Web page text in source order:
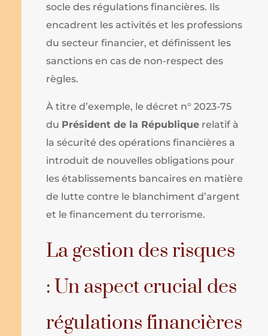
socle des régulations financières. Ils
encadrent les activités et les professions
du secteur financier, et définissent les
sanctions en cas de non-respect des
règles.
À titre d’exemple, le décret n° 2023-75
du Président de la République relatif à
la sécurité des opérations financières a
introduit de nouvelles obligations pour
les établissements bancaires en matière
de lutte contre le blanchiment d’argent
et le financement du terrorisme.
La gestion des risques
: Un aspect crucial des
régulations financières